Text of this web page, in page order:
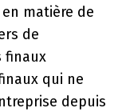
matière de
de
finaux
qui ne
depuis